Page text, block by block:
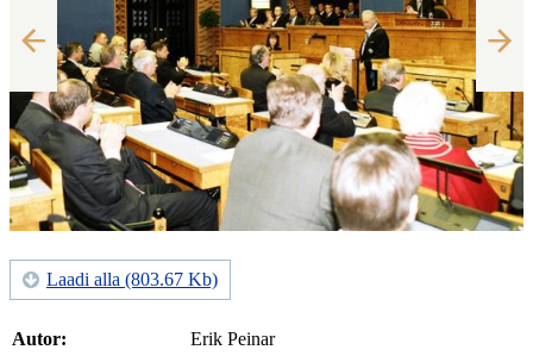
Laadi alla (803.67 Kb)
Autor:
Erik Peinar